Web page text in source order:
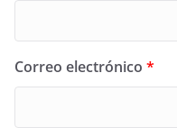
Correo electrónico *